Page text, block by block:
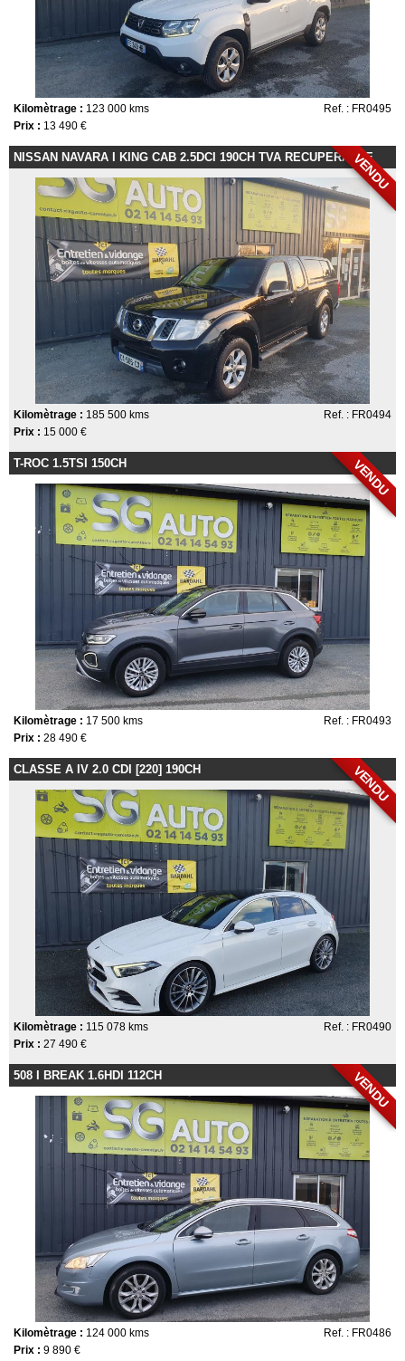
Ref. : FR0495
Kilomètrage : 123 000 kms
Prix : 13 490 €
VENDU
NISSAN NAVARA I KING CAB 2.5DCI 190CH TVA RECUPERABLE
Ref. : FR0494
Kilomètrage : 185 500 kms
Prix : 15 000 €
VENDU
T-ROC 1.5TSI 150CH
Ref. : FR0493
Kilomètrage : 17 500 kms
Prix : 28 490 €
VENDU
CLASSE A IV 2.0 CDI [220] 190CH
Ref. : FR0490
Kilomètrage : 115 078 kms
Prix : 27 490 €
VENDU
508 I BREAK 1.6HDI 112CH
Ref. : FR0486
Kilomètrage : 124 000 kms
Prix : 9 890 €